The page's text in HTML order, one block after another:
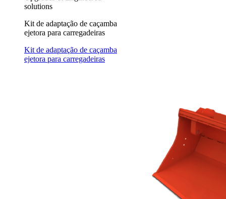
solutions
Kit de adaptação de caçamba
ejetora para carregadeiras
Kit de adaptação de caçamba
ejetora para carregadeiras